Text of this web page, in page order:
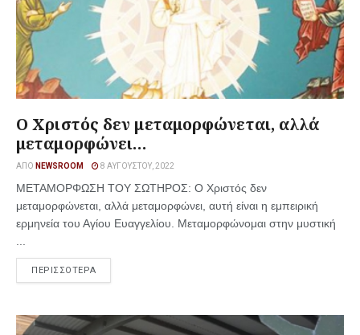
Ο Χριστός δεν μεταμορφώνεται, αλλά
μεταμορφώνει…
ΑΠΌ NEWSROOM 8 ΑΥΓΟΎΣΤΟΥ, 2022
ΜΕΤΑΜΟΡΦΩΣΗ ΤΟΥ ΣΩΤΗΡΟΣ: Ο Χριστός δεν
μεταμορφώνεται, αλλά μεταμορφώνει, αυτή είναι η εμπειρική
ερμηνεία του Αγίου Ευαγγελίου. Μεταμορφώνομαι στην μυστική
ΠΕΡΙΣΣΟΤΕΡΑ